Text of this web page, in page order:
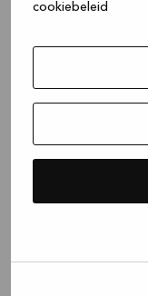
cookiebeleid